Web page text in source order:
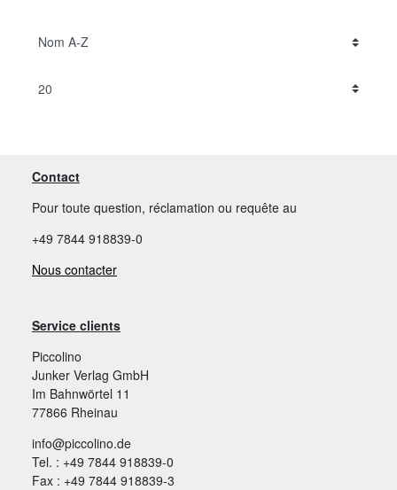
Contact
Pour toute question, réclamation ou requête au
+49 7844 918839-0
Nous contacter
Service clients
Piccolino
Junker Verlag GmbH
Im Bahnwörtel 11
77866 Rheinau
info@piccolino.de
Tel. : +49 7844 918839-0
Fax : +49 7844 918839-3